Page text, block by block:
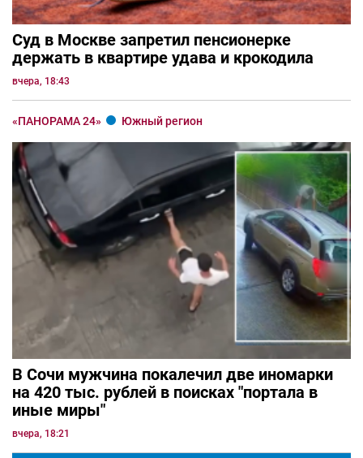
Суд в Москве запретил пенсионерке
держать в квартире удава и крокодила
вчера, 18:43
«ПАНОРАМА 24» Южный регион
В Сочи мужчина покалечил две иномарки
на 420 тыс. рублей в поисках "портала в
иные миры"
вчера, 18:21